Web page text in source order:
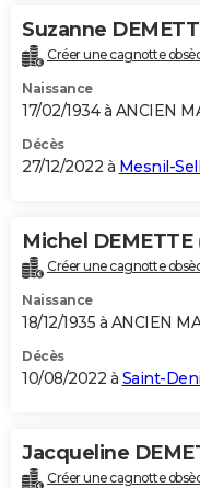
Suzanne
Créer une cagnotte
Naissance
17/02/1934 à ANCIEN
Décès
27/12/2022 à Mesnil-
Michel DEMETTE
Créer une cagnotte
Naissance
18/12/1935 à ANCIEN
Décès
10/08/2022 à Saint-
Jacqueline
Créer une cagnotte